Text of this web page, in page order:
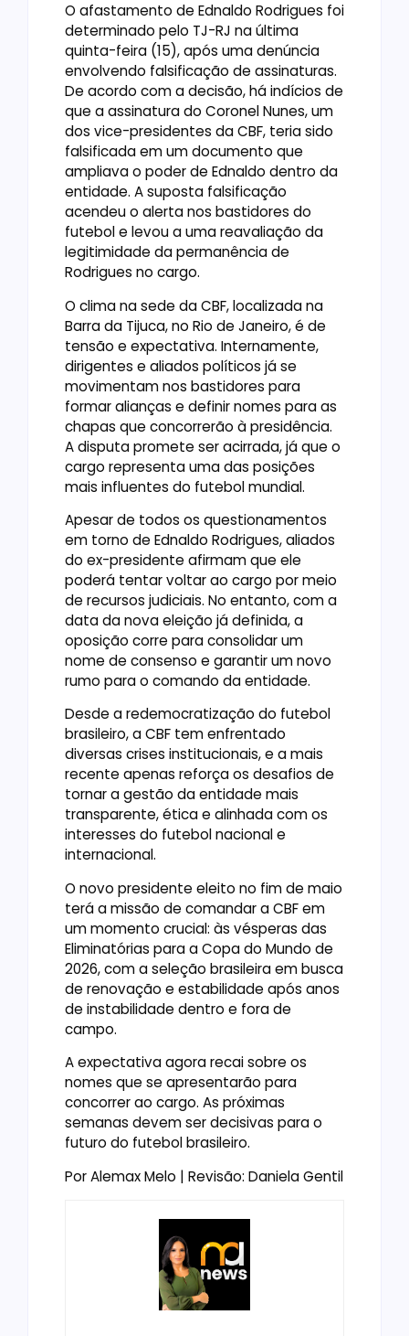
O afastamento de Ednaldo Rodrigues foi
determinado pelo TJ-RJ na última
quinta-feira (15), após uma denúncia
envolvendo falsificação de assinaturas.
De acordo com a decisão, há indícios de
que a assinatura do Coronel Nunes, um
dos vice-presidentes da CBF, teria sido
falsificada em um documento que
ampliava o poder de Ednaldo dentro da
entidade. A suposta falsificação
acendeu o alerta nos bastidores do
futebol e levou a uma reavaliação da
legitimidade da permanência de
Rodrigues no cargo.
O clima na sede da CBF, localizada na
Barra da Tijuca, no Rio de Janeiro, é de
tensão e expectativa. Internamente,
dirigentes e aliados políticos já se
movimentam nos bastidores para
formar alianças e definir nomes para as
chapas que concorrerão à presidência.
A disputa promete ser acirrada, já que o
cargo representa uma das posições
mais influentes do futebol mundial.
Apesar de todos os questionamentos
em torno de Ednaldo Rodrigues, aliados
do ex-presidente afirmam que ele
poderá tentar voltar ao cargo por meio
de recursos judiciais. No entanto, com a
data da nova eleição já definida, a
oposição corre para consolidar um
nome de consenso e garantir um novo
rumo para o comando da entidade.
Desde a redemocratização do futebol
brasileiro, a CBF tem enfrentado
diversas crises institucionais, e a mais
recente apenas reforça os desafios de
tornar a gestão da entidade mais
transparente, ética e alinhada com os
interesses do futebol nacional e
internacional.
O novo presidente eleito no fim de maio
terá a missão de comandar a CBF em
um momento crucial: às vésperas das
Eliminatórias para a Copa do Mundo de
2026, com a seleção brasileira em busca
de renovação e estabilidade após anos
de instabilidade dentro e fora de
campo.
A expectativa agora recai sobre os
nomes que se apresentarão para
concorrer ao cargo. As próximas
semanas devem ser decisivas para o
futuro do futebol brasileiro.
Por Alemax Melo | Revisão: Daniela Gentil